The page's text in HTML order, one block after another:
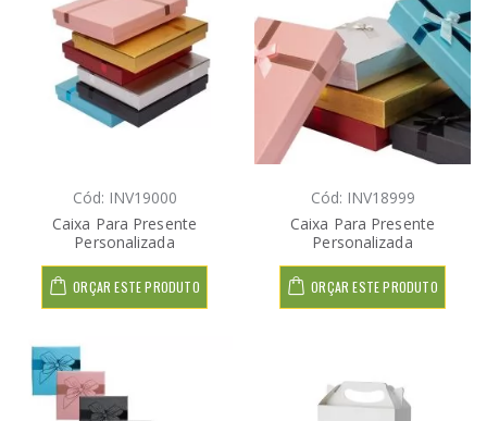
Cód: INV19000
Caixa Para Presente
Personalizada
ORÇAR ESTE PRODUTO
Cód: INV18999
Caixa Para Presente
Personalizada
ORÇAR ESTE PRODUTO